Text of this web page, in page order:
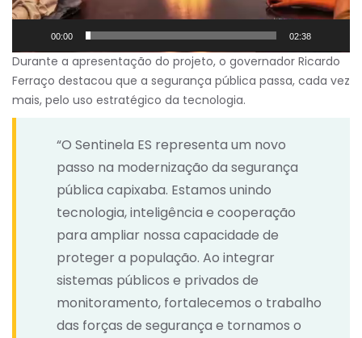
00:00 02:38
Durante a apresentação do projeto, o governador Ricardo
Ferraço destacou que a segurança pública passa, cada vez
mais, pelo uso estratégico da tecnologia.
“O Sentinela ES representa um novo
passo na modernização da segurança
pública capixaba. Estamos unindo
tecnologia, inteligência e cooperação
para ampliar nossa capacidade de
proteger a população. Ao integrar
sistemas públicos e privados de
monitoramento, fortalecemos o trabalho
das forças de segurança e tornamos o